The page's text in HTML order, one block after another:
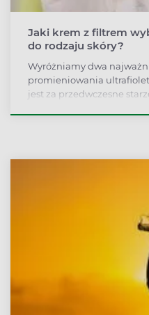
Jaki krem z filtrem
do rodzaju skóry?
Wyróżniamy dwa
promieniowania
jest za przedwczesne